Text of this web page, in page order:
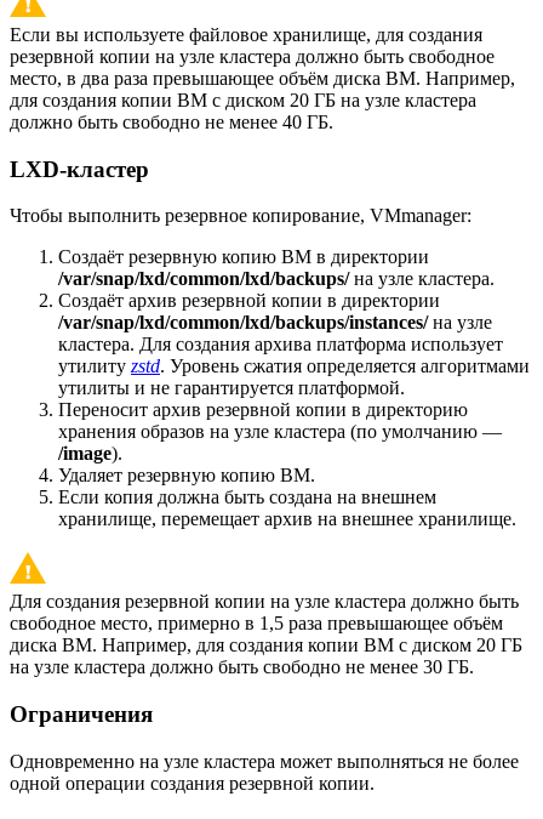
Если вы используете файловое хранилище, для создания
резервной копии на узле кластера должно быть свободное
место, в два раза превышающее объём диска ВМ. Например,
для создания копии ВМ с диском 20 ГБ на узле кластера
должно быть свободно не менее 40 ГБ.
LXD-кластер
Чтобы выполнить резервное копирование, VMmanager:
Создаёт резервную копию ВМ в директории
/var/snap/lxd/common/lxd/backups/на узле кластера.
Создаёт архив резервной копии в директории
/var/snap/lxd/common/lxd/backups/instances/на узле
кластера. Для создания архива платформа использует
утилиту zstd. Уровень сжатия определяется алгоритмами
утилиты и не гарантируется платформой.
Переносит архив резервной копии в директорию
хранения образов на узле кластера (по умолчанию —
/image).
Удаляет резервную копию ВМ.
Если копия должна быть создана на внешнем
хранилище, перемещает архив на внешнее хранилище.
Для создания резервной копии на узле кластера должно быть
свободное место, примерно в 1,5 раза превышающее объём
диска ВМ. Например, для создания копии ВМ с диском 20 ГБ
на узле кластера должно быть свободно не менее 30 ГБ.
Ограничения
Одновременно на узле кластера может выполняться не более
одной операции создания резервной копии.